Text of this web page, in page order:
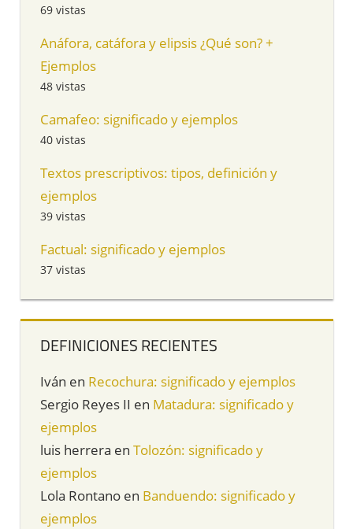
69 vistas
Anáfora, catáfora y elipsis ¿Qué son? +
Ejemplos
48 vistas
Camafeo: significado y ejemplos
40 vistas
Textos prescriptivos: tipos, definición y
ejemplos
39 vistas
Factual: significado y ejemplos
37 vistas
DEFINICIONES RECIENTES
Iván en Recochura: significado y ejemplos
Sergio Reyes II en Matadura: significado y
ejemplos
luis herrera en Tolozón: significado y
ejemplos
Lola Rontano en Banduendo: significado y
ejemplos